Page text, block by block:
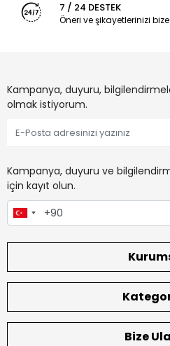
7 / 24 DESTEK
Öneri ve şikayetlerinizi
Kampanya, duyuru,
olmak istiyorum.
Kampanya, duyuru ve
için kayıt olun.
Bize